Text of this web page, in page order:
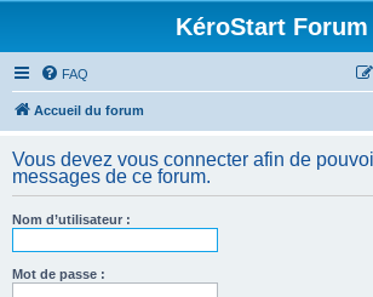
KéroStart Forum
FAQ
Accueil du forum
Vous devez vous connecter afin de
messages de ce forum.
Nom d’utilisateur :
Mot de passe :